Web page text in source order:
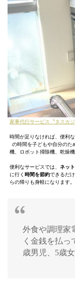
家事代行サービス〝タスカ
時間が足りなければ、便利
の時間を子どもや自分のた
機、ロボット掃除機、乾燥
便利なサービスでは、 ネッ
に行く 時間を節約できるだけ
らの帰りも身軽になります
外食や調理家
く金銭を払っ
歳男児、5歳女